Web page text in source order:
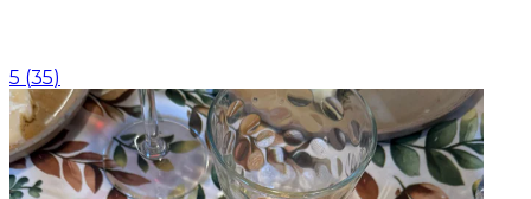
5 (35)